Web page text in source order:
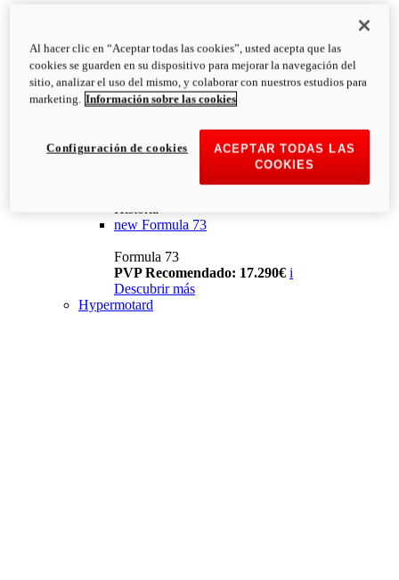
Historia
new Formula 73
Formula 73
PVP Recomendado: 17.290€ i
Descubrir más
Hypermotard
Al hacer clic en “Aceptar todas las cookies”, usted acepta que las
cookies se guarden en su dispositivo para mejorar la navegación del
sitio, analizar el uso del mismo, y colaborar con nuestros estudios para
marketing. Información sobre las cookies
ACEPTAR TODAS LAS
COOKIES
Configuración de cookies